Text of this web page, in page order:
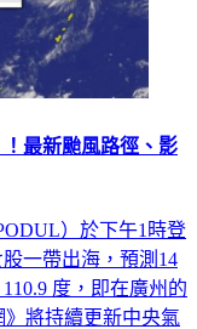
最新颱風路徑、影
）於下午1時登
一帶出海，預測14
度，即在廣州的
》將持續更新中央氣